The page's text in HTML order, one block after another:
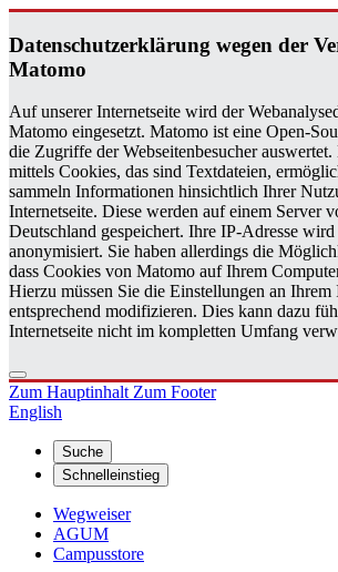
Da­ten­schutz­er­klä­rung wegen der
Ma­to­mo
Auf unserer Internetseite wird der
Matomo eingesetzt. Matomo ist eine Open-
die Zugriffe der Webseitenbesucher
mittels Cookies, das sind Textdateien,
sammeln Informationen hinsichtlich Ihrer
Internetseite. Diese werden auf einem Server
Deutschland gespeichert. Ihre IP-Adresse
anonymisiert. Sie haben allerdings die
dass Cookies von Matomo auf Ihrem
Hierzu müssen Sie die Einstellungen an Ihrem
entsprechend modifizieren. Dies kann dazu
Internetseite nicht im kompletten Umfang
Zum HauptinhaltZum Footer
English
Suche
Schnelleinstieg
Wegweiser
AGUM
Campusstore